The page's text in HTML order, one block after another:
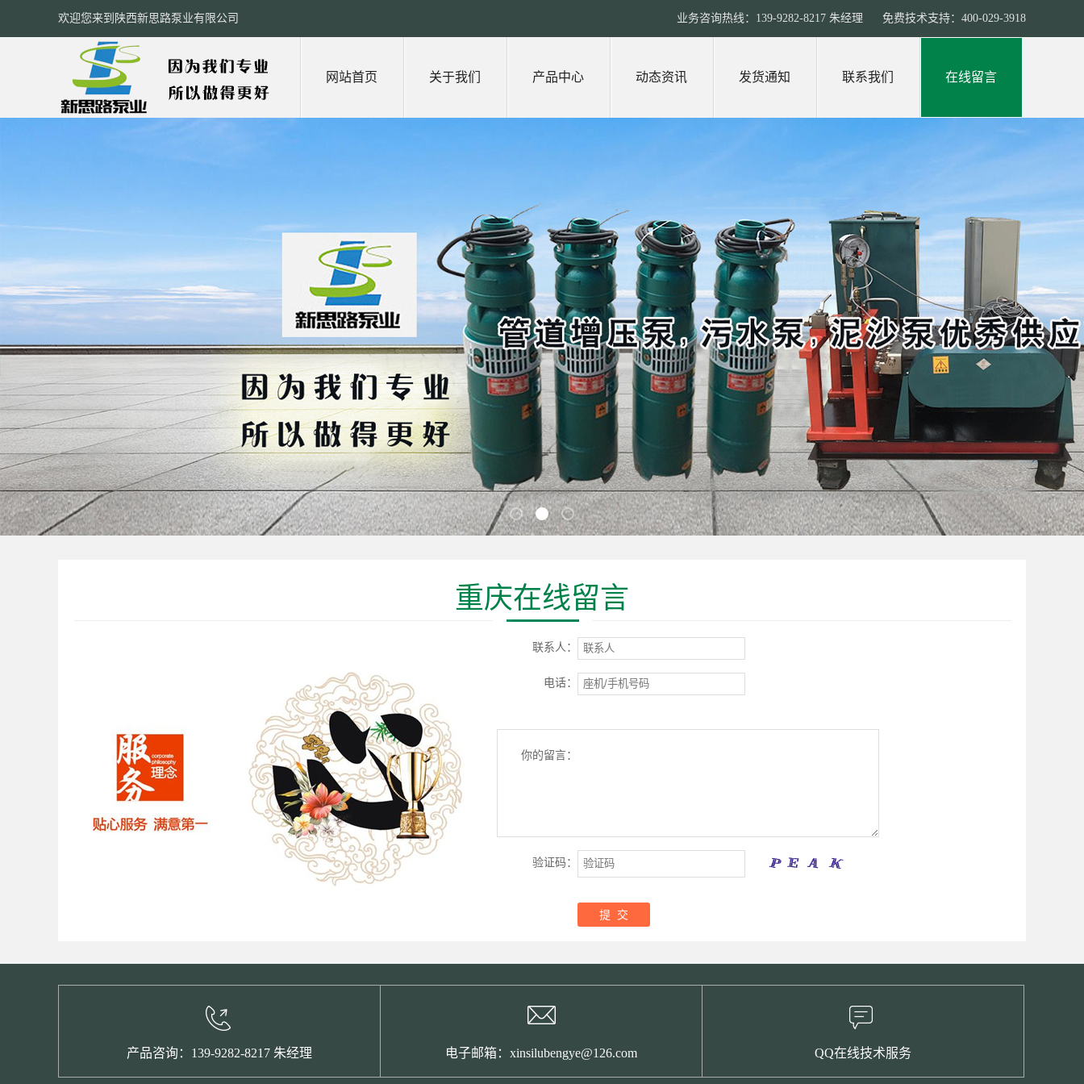
欢迎您来到陕西新思路泵业有限公司 业务咨询热线：139-9282-8217 朱经理 免费技术支持：400-029-3918
网站首页 关于我们 产品中心 动态资讯 发货通知 联系我们 在线留言
重庆在线留言
联系人：
电话：
你的留言：
验证码：
产品咨询：139-9282-8217 朱经理 电子邮箱：xinsilubengye@126.com QQ在线技术服务